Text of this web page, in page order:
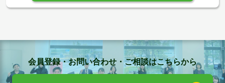
会員登録・お問い合わせ・ご相談はこちらから